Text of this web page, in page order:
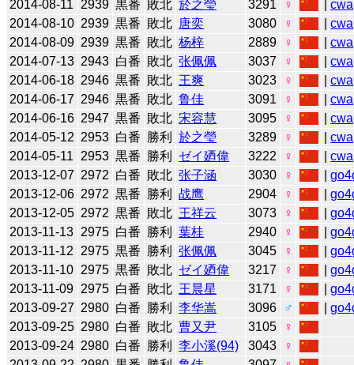
2014-08-11 2939 黒番 敗北 於之瑩 3291 ♀ |cwa
2014-08-10 2939 黒番 敗北 唐奕 3080 ♀ |cwa
2014-08-09 2939 黒番 敗北 杨梓 2889 ♀ |cwa
2014-07-13 2943 白番 敗北 张佩佩 3037 ♀ |cwa
2014-06-18 2946 黒番 敗北 王爽 3023 ♀ |cwa
2014-06-17 2946 黒番 敗北 鲁佳 3091 ♀ |cwa
2014-06-16 2947 黒番 敗北 宋容慧 3095 ♀ |cwa
2014-05-12 2953 白番 勝利 於之瑩 3289 ♀ |cwa
2014-05-11
2953 黒番 勝利 ゼイ廼偉 3222 ♀ |cwa
2013-12-07 2972 白番 敗北 张子涵 3030 ♀ |
2013-12-06 2972 黒番 勝利 战鹰 2904 ♀ |
2013-12-05 2972 黒番 敗北 王祥云 3073 ♀ |
2013-11-13 2975 白番 勝利 葉桂 2940 ♀ |
2013-11-12
2975 黒番 勝利 张佩佩 3045 ♀ |
2013-11-10 2975 黒番 敗北 ゼイ廼偉 3217 ♀ |
2013-11-09 2975 白番 敗北 王晨星 3171 ♀ |
2013-09-27 2980 白番 勝利 李华嵩 3096 ♂ |
2013-09-25 2980 白番 敗北 曹又尹 3105
♀
2013-09-24 2980 白番 勝利 李小溪(94) 3043
♀